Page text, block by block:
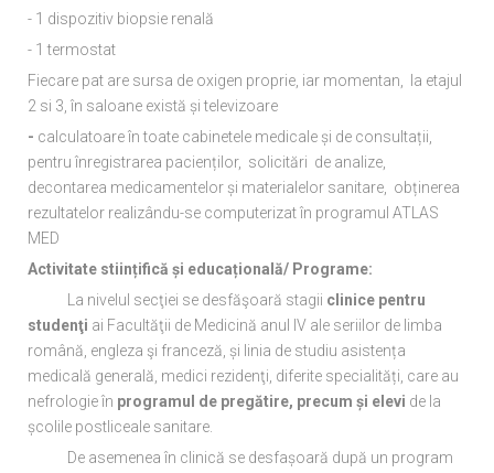
- 1 dispozitiv biopsie renală
- 1 termostat
Fiecare pat are sursa de oxigen proprie, iar momentan, la etajul
2 si 3, în saloane există și televizoare
- calculatoare în toate cabinetele medicale și de consultații,
pentru înregistrarea pacienților, solicitări de analize,
decontarea medicamentelor și materialelor sanitare, obținerea
rezultatelor realizându-se computerizat în programul ATLAS
MED
Activitate stiințifică și educațională/ Programe:
La nivelul secţiei se desfăşoară stagii clinice pentru
studenţi ai Facultăţii de Medicină anul IV ale seriilor de limba
română, engleza şi franceză, și linia de studiu asistența
medicală generală, medici rezidenţi, diferite specialități, care au
nefrologie în programul de pregătire, precum și elevi de la
școlile postliceale sanitare.
De asemenea în clinică se desfașoară după un program